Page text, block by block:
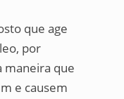
que age
por
maneira que
e causem